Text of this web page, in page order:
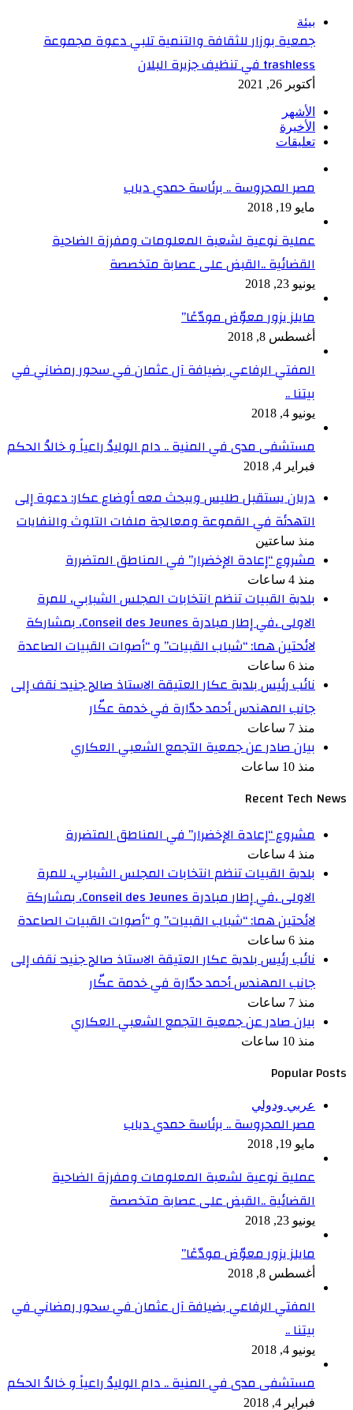
بيئة
جمعية بوزار للثقافة والتنمية تلبي دعوة مجموعة
trashless في تنظيف جزيرة البلان
أكتوبر 26, 2021
الأشهر
الأخيرة
تعليقات
مصر المحروسة .. برئاسة حمدي دياب
مايو 19, 2018
عملية نوعية لشعبة المعلومات ومفرزة الضاحية
القضائية ..القبض على عصابة متخصصة
يونيو 23, 2018
مايلز يزور معوّض مودّعًا”
أغسطس 8, 2018
المفتي الرفاعي بضيافة آل عثمان في سحور رمضاني في
بيتنا ..
يونيو 4, 2018
مستشفى مدى في المنية .. دام الوليدُ راعياً و خالدُ الحكم
فبراير 4, 2018
دريان يستقبل طليس ويبحث معه أوضاع عكار: دعوة إلى
التهدئة في القموعة ومعالجة ملفات التلوث والنفايات
منذ ساعتين
مشروع “إعادة الإخضرار” في المناطق المتضررة
منذ 4 ساعات
بلدية القبيات تنظم انتخابات المجلس الشبابي، للمرة
الاولى ،في إطار مبادرة Conseil des Jeunes، بمشاركة
لائحتين هما: “شباب القبيات” و “أصوات القبيات الصاعدة
منذ 6 ساعات
نائب رئيس بلدية عكار العتيقة الاستاذ صالح جنيد: نقف إلى
جانب المهندس أحمد حدّارة في خدمة عكّار
منذ 7 ساعات
بيان صادر عن جمعية التجمع الشعبي العكاري
منذ 10 ساعات
Recent Tech News
مشروع “إعادة الإخضرار” في المناطق المتضررة
منذ 4 ساعات
بلدية القبيات تنظم انتخابات المجلس الشبابي، للمرة
الاولى ،في إطار مبادرة Conseil des Jeunes، بمشاركة
لائحتين هما: “شباب القبيات” و “أصوات القبيات الصاعدة
منذ 6 ساعات
نائب رئيس بلدية عكار العتيقة الاستاذ صالح جنيد: نقف إلى
جانب المهندس أحمد حدّارة في خدمة عكّار
منذ 7 ساعات
بيان صادر عن جمعية التجمع الشعبي العكاري
منذ 10 ساعات
Popular Posts
عربي ودولي
مصر المحروسة .. برئاسة حمدي دياب
مايو 19, 2018
عملية نوعية لشعبة المعلومات ومفرزة الضاحية
القضائية ..القبض على عصابة متخصصة
يونيو 23, 2018
مايلز يزور معوّض مودّعًا”
أغسطس 8, 2018
المفتي الرفاعي بضيافة آل عثمان في سحور رمضاني في
بيتنا ..
يونيو 4, 2018
مستشفى مدى في المنية .. دام الوليدُ راعياً و خالدُ الحكم
فبراير 4, 2018